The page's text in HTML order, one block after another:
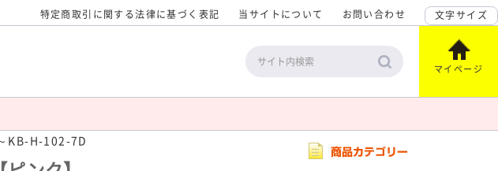
文字サイズ
特定商取引に関する法律に基づく表記 当サイトについて お問い合わせ
マイページ
KB-H-102-7D